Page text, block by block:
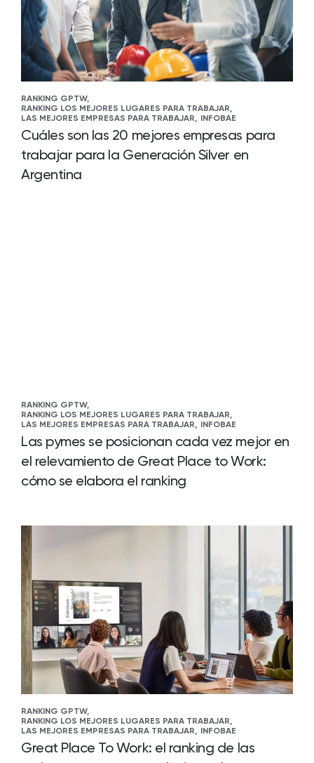
RANKING GPTW,
RANKING LOS MEJORES LUGARES PARA TRABAJAR,
LAS MEJORES EMPRESAS PARA TRABAJAR, INFOBAE
Cuáles son las 20 mejores empresas para
trabajar para la Generación Silver en
Argentina
RANKING GPTW,
RANKING LOS MEJORES LUGARES PARA TRABAJAR,
LAS MEJORES EMPRESAS PARA TRABAJAR, INFOBAE
Las pymes se posicionan cada vez mejor en
el relevamiento de Great Place to Work:
cómo se elabora el ranking
RANKING GPTW,
RANKING LOS MEJORES LUGARES PARA TRABAJAR,
LAS MEJORES EMPRESAS PARA TRABAJAR, INFOBAE
Great Place To Work: el ranking de las